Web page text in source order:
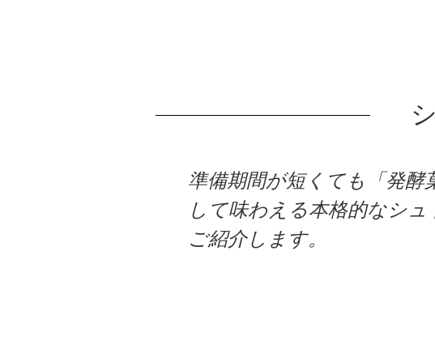
準備期間が短くても「発酵
して味わえる本格的なシュ
ご紹介します。